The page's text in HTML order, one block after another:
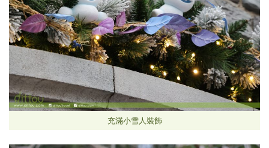
充滿小雪人裝飾